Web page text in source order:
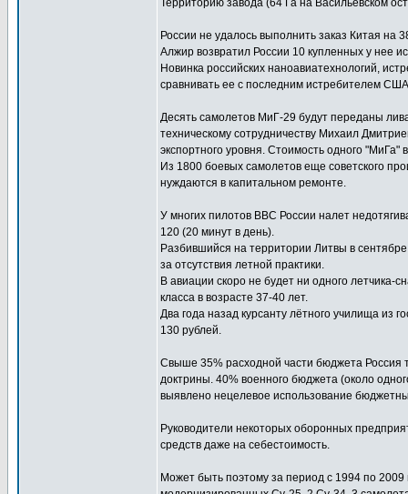
Территорию завода (64 Га на Васильевском
России не удалось выполнить заказ Китая
Алжир возвратил России 10 купленных у нее
Новинка российских наноавиатехнологий,
сравнивать ее с последним истребителем
Десять самолетов МиГ-29 будут переданы
техническому сотрудничеству Михаил
экспортного уровня. Стоимость одного "МиГа"
Из 1800 боевых самолетов еще советского
нуждаются в капитальном ремонте.
У многих пилотов ВВС России налет
120 (20 минут в день).
Разбившийся на территории Литвы в
за отсутствия летной практики.
В авиации скоро не будет ни одного летчика-
класса в возрасте 37-40 лет.
Два года назад курсанту лётного училища из
130 рублей.
Свыше 35% расходной части бюджета Россия
доктрины. 40% военного бюджета (около
выявлено нецелевое использование
Руководители некоторых оборонных
средств даже на себестоимость.
Может быть поэтому за период с 1994 по 2009